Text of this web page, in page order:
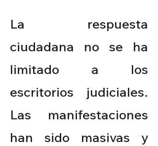
La respuesta
ciudadana no se ha
limitado a los
escritorios judiciales.
Las manifestaciones
han sido masivas y